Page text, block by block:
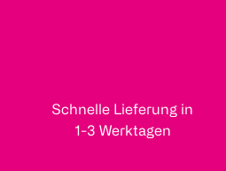
Schnelle Lieferung in
1-3 Werktagen